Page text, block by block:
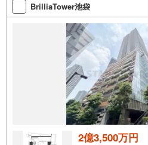
BrilliaTower池袋
2億3,500万円